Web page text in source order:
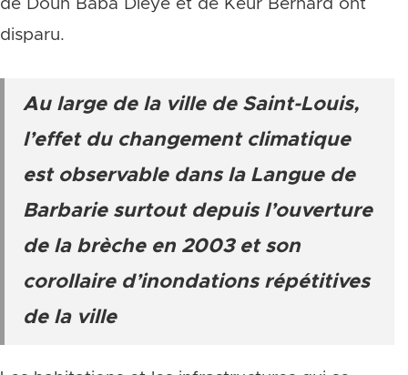
de Doun Baba Dièye et de Keur Bernard ont
disparu.
Au large de la ville de Saint-Louis,
l’effet du changement climatique
est observable dans la Langue de
Barbarie surtout depuis l’ouverture
de la brèche en 2003 et son
corollaire d’inondations répétitives
de la ville